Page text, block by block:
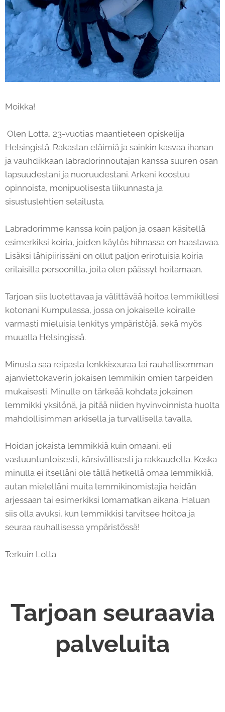
Moikka!
Olen Lotta, 23-vuotias maantieteen opiskelija
Helsingistä. Rakastan eläimiä ja sainkin kasvaa ihanan
ja vauhdikkaan labradorinnoutajan kanssa suuren osan
lapsuudestani ja nuoruudestani. Arkeni koostuu
opinnoista, monipuolisesta liikunnasta ja
sisustuslehtien selailusta.
Labradorimme kanssa koin paljon ja osaan käsitellä
esimerkiksi koiria, joiden käytös hihnassa on haastavaa.
Lisäksi lähipiirissäni on ollut paljon erirotuisia koiria
erilaisilla persoonilla, joita olen päässyt hoitamaan.
Tarjoan siis luotettavaa ja välittävää hoitoa lemmikillesi
kotonani Kumpulassa, jossa on jokaiselle koiralle
varmasti mieluisia lenkitys ympäristöjä, sekä myös
muualla Helsingissä.
Minusta saa reipasta lenkkiseuraa tai rauhallisemman
ajanviettokaverin jokaisen lemmikin omien tarpeiden
mukaisesti. Minulle on tärkeää kohdata jokainen
lemmikki yksilönä, ja pitää niiden hyvinvoinnista huolta
mahdollisimman arkisella ja turvallisella tavalla.
Hoidan jokaista lemmikkiä kuin omaani, eli
vastuuntuntoisesti, kärsivällisesti ja rakkaudella. Koska
minulla ei itselläni ole tällä hetkellä omaa lemmikkiä,
autan mielelläni muita lemmikinomistajia heidän
arjessaan tai esimerkiksi lomamatkan aikana. Haluan
siis olla avuksi, kun lemmikkisi tarvitsee hoitoa ja
seuraa rauhallisessa ympäristössä!
Terkuin Lotta
Tarjoan seuraavia
palveluita